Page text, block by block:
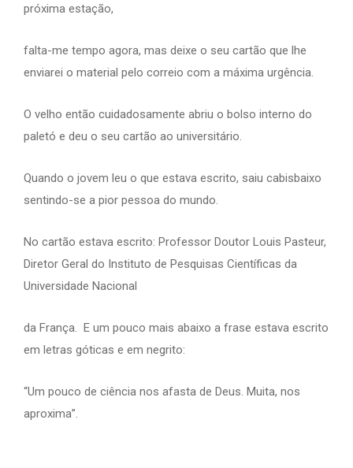
próxima estação,
falta-me tempo agora, mas deixe o seu cartão que lhe
enviarei o material pelo correio com a máxima urgência.
O velho então cuidadosamente abriu o bolso interno do
paletó e deu o seu cartão ao universitário.
Quando o jovem leu o que estava escrito, saiu cabisbaixo
sentindo-se a pior pessoa do mundo.
No cartão estava escrito: Professor Doutor Louis Pasteur,
Diretor Geral do Instituto de Pesquisas Científicas da
Universidade Nacional
da França. E um pouco mais abaixo a frase estava escrito
em letras góticas e em negrito:
“Um pouco de ciência nos afasta de Deus. Muita, nos
aproxima”.